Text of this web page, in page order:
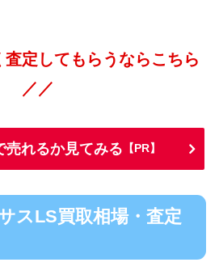
査定してもらうならこちら
／／
売れるか見てみる 【PR】
スLS買取相場・査定